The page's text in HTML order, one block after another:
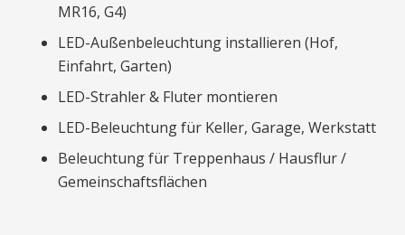
MR16, G4)
LED-Außenbeleuchtung installieren (Hof,
Einfahrt, Garten)
LED-Strahler & Fluter montieren
LED-Beleuchtung für Keller, Garage, Werkstatt
Beleuchtung für Treppenhaus / Hausflur /
Gemeinschaftsflächen